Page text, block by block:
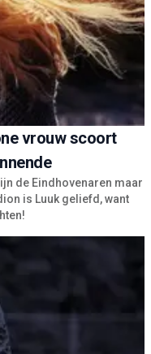
vrouw scoort
de Eindhovenaren maar
is Luuk geliefd, want